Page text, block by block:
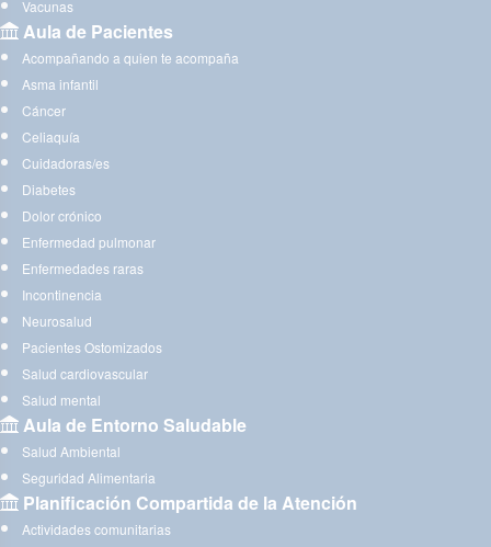
Vacunas
Aula de Pacientes
Acompañando a quien te acompaña
Asma infantil
Cáncer
Celiaquía
Cuidadoras/es
Diabetes
Dolor crónico
Enfermedad pulmonar
Enfermedades raras
Incontinencia
Neurosalud
Pacientes Ostomizados
Salud cardiovascular
Salud mental
Aula de Entorno Saludable
Salud Ambiental
Seguridad Alimentaria
Planificación Compartida de la Atención
Actividades comunitarias